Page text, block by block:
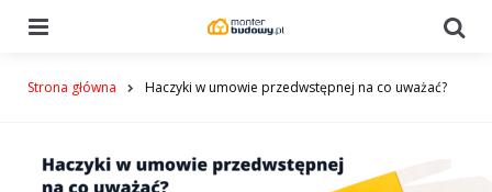
Strona główna Haczyki w umowie przedwstępnej na co uważać?